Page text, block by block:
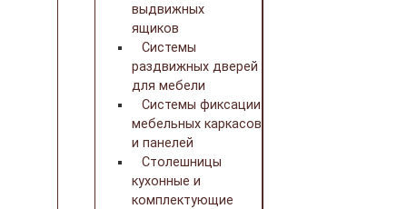
выдвижных
ящиков
Системы
раздвижных дверей
для мебели
Системы фиксации
мебельных каркасов
и панелей
Столешницы
кухонные и
комплектующие